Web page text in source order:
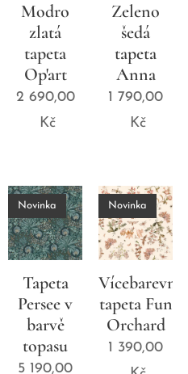
Modro
zlatá
tapeta
Op'art
2 690,00
Kč
Zeleno
šedá
tapeta
Anna
1 790,00
Kč
Tapeta
Persee v
barvě
topasu
Novinka
5 190,00
Vícebarevná
tapeta Fun
Orchard
Novinka
1 390,00